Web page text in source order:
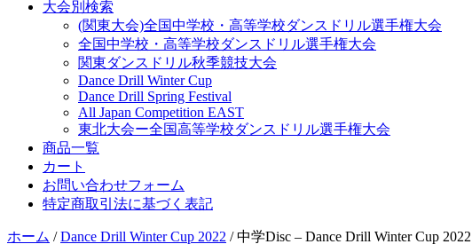
大会別検索
(関東大会)全国中学校・高等学校ダンスドリル選手権大会
全国中学校・高等学校ダンスドリル選手権大会
関東ダンスドリル秋季競技大会
Dance Drill Winter Cup
Dance Drill Spring Festival
All Japan Competition EAST
東北大会ー全国高等学校ダンスドリル選手権大会
商品一覧
カート
お問い合わせフォーム
特定商取引法に基づく表記
ホーム /Dance Drill Winter Cup 2022 / 中学Disc – Dance Drill Winter Cup 2022